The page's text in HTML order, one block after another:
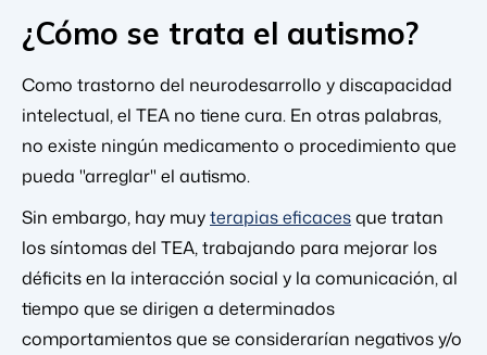
¿Cómo se trata el autismo?
Como trastorno del neurodesarrollo y discapacidad
intelectual, el TEA no tiene cura. En otras palabras,
no existe ningún medicamento o procedimiento que
pueda "arreglar" el autismo.
Sin embargo, hay muyterapias eficacesque tratan
los síntomas del TEA, trabajando para mejorar los
déficits en la interacción social y la comunicación, al
tiempo que se dirigen a determinados
comportamientos que se considerarían negativos y/o